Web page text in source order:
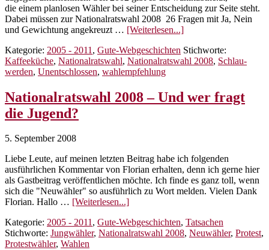
die einem planlosen Wähler bei seiner Entscheidung zur Seite steht.
Dabei müssen zur Nationalratswahl 2008 26 Fragen mit Ja, Nein
und Gewichtung angekreuzt … [Weiterlesen...]
–
Die
Unentschlossenen
Kategorie: 2005 - 2011 , Gute-Webgeschichten Stichworte:
Kaffeeküche, Nationalratswahl, Nationalratswahl 2008, Schlau-
werden, Unentschlossen, wahlempfehlung
Nationalratswahl 2008 – Und wer fragt
die Jugend?
5. September 2008
Liebe Leute, auf meinen letzten Beitrag habe ich folgenden
ausführlichen Kommentar von Florian erhalten, denn ich gerne hier
als Gastbeitrag veröffentlichen möchte. Ich finde es ganz toll, wenn
sich die "Neuwähler" so ausführlich zu Wort melden. Vielen Dank
Florian. Hallo … [Weiterlesen...]ÜberNationalratswahl
–
Und
Kategorie: 2005 - 2011, Gute-Webgeschichten, Tatsachen
Stichworte: Jungwähler, Nationalratswahl 2008, Neuwähler, Protest,
Protestwähler, Wahlen